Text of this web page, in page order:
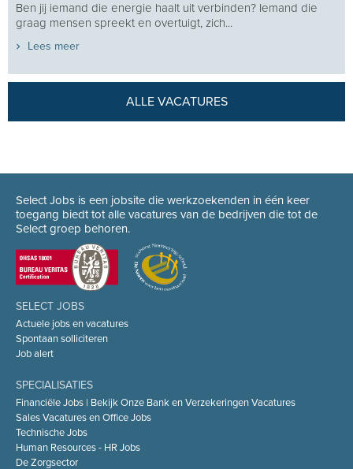
Ben jij iemand die energie haalt uit verbinden? Iemand die
graag mensen spreekt en overtuigt, zich...
Lees meer
ALLE VACATURES
Select Jobs is een jobsite die werkzoekenden in één keer
toegang biedt tot alle vacatures van de bedrijven die tot de
Select groep behoren.
SELECT JOBS
Actuele jobs en vacatures
Spontaan solliciteren
Job alert
SPECIALISATIES
Financiële Jobs | Bekijk Onze Bank en Verzekeringen Vacatures
Sales Vacatures en Office Jobs
Technische Jobs
Human Resources - HR Jobs
De Zorgsector